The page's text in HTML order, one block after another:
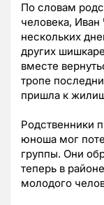
По словам
человека, Иван
нескольких
других
вместе
тропе
пришла к
Родственники
юноша мог
группы. Они
теперь в
молодого